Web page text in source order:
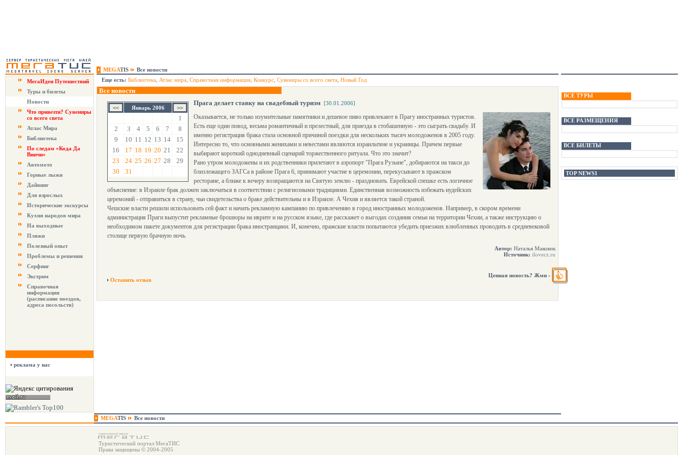
MEGATIS
Все новости
МегаИдеи Путешествий
Туры и билеты
Новости
Что привезти? Сувениры
со всего света
Атлас Мира
Библиотека
По следам «Кода Да
Винчи»
Автомото
Горные лыжи
Дайвинг
Для взрослых
Исторические экскурсы
Кухня народов мира
На выходные
Пляжи
Полезный опыт
Проблемы и решения
Серфинг
Экстрим
Справочная
информация
(расписание поездов,
адреса посольств)
реклама у нас
Еще есть: Библиотека Атлас мира Справочная информация Конкурс Сувениры со всего света Новый Год
Все новости
Январь 2006
1
2
3 4 5 6 7
8
9
10 11 12 13 14
15
16
17 18 19 20 21
22
23
24 25 26 27 28
29
30
31
Прага делает ставку на свадебный туризм [30.01.2006]
Оказывается, не только изумительные памятники и дешевое пиво привлекают в Прагу иностранных туристов.
Есть еще один повод, весьма романтичный и прелестный, для приезда в стобашенную - это сыграть свадьбу. И
именно регистрация брака стала основной причиной поездки для нескольких тысяч молодоженов в 2005 году.
Интересно то, что основными женихами и невестами являются израильтяне и украинцы. Причем первые
выбирают короткий однодневный сценарий торжественного ритуала. Что это значит?
Рано утром молодожены и их родственники прилетают в аэропорт "Прага Рузыне", добираются на такси до
близлежащего ЗАГСа в районе Прага 6, принимают участие в церемонии, перекусывают в пражском
ресторане, а ближе к вечеру возвращаются на Святую землю - праздновать. Еврейской спешке есть логичное
объяснение: в Израиле брак должен заключаться в соответствии с религиозными традициями. Единственная возможность избежать иудейских
церемоний - отправиться в страну, чьи свидетельства о браке действительны и в Израиле. А Чехия и является такой страной.
Чешские власти решили использовать сей факт и начать рекламную кампанию по привлечению в город иностранных молодоженов. Например, в скором времени
администрация Праги выпустит рекламные брошюры на иврите и на русском языке, где расскажет о выгодах создания семьи на территории Чехии, а также инструкцию о
необходимом пакете документов для регистрации брака иностранцами. И, конечно, пражские власти попытаются убедить приезжих влюбленных проводить в средневековой
столице первую брачную ночь.
Автор: Наталья Маковик
Источник: ilovecz.ru
Оставить отзыв
Ценная новость? Жми -
ВСЕ ТУРЫ
ВСЕ РАЗМЕЩЕНИЯ
ВСЕ БИЛЕТЫ
TOP NEWS1
MEGATIS Все новости
Туристический портал МегаТИС
Права защищены © 2004-2005